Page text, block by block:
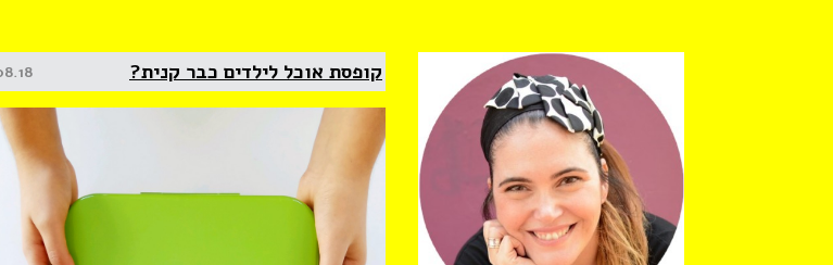
קופסת אוכל לילדים כבר קנית?
on